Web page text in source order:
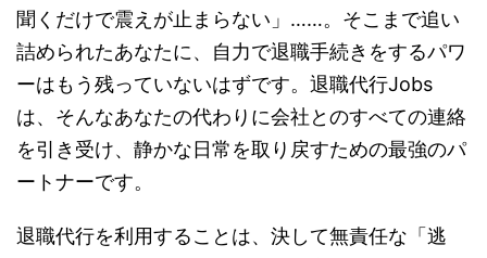
聞くだけで震えが止まらない」……。そこまで追い
詰められたあなたに、自力で退職手続きをするパワ
ーはもう残っていないはずです。退職代行Jobs
は、そんなあなたの代わりに会社とのすべての連絡
を引き受け、静かな日常を取り戻すための最強のパ
ートナーです。
退職代行を利用することは、決して無責任な「逃